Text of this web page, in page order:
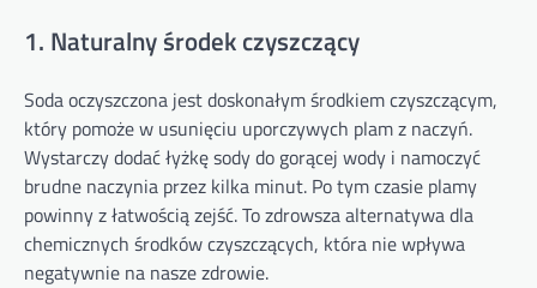
1. Naturalny środek czyszczący
Soda oczyszczona jest doskonałym środkiem czyszczącym,
który pomoże w usunięciu uporczywych plam z naczyń.
Wystarczy dodać łyżkę sody do gorącej wody i namoczyć
brudne naczynia przez kilka minut. Po tym czasie plamy
powinny z łatwością zejść. To zdrowsza alternatywa dla
chemicznych środków czyszczących, która nie wpływa
negatywnie na nasze zdrowie.